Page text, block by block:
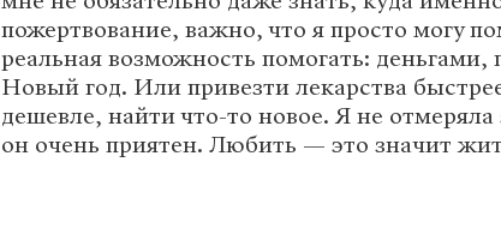
пожертвование, важно, что я просто могу
реальная возможность помогать: деньгами,
Новый год. Или привезти лекарства
дешевле, найти что-то новое. Я не
он очень приятен. Любить — это значит